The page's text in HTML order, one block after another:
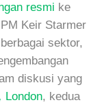
resmi ke
Keir Starmer
sektor,
diskusi yang
London, kedua